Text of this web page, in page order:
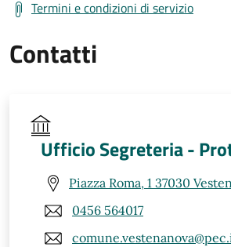
Termini e condizioni di servizio
Contatti
Ufficio Segreteria -
Piazza Roma, 1 37030
0456 564017